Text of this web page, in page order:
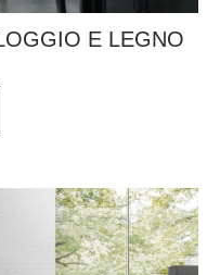
E LEGNO